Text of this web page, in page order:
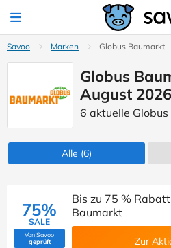
Savoo Marken Globus Baumarkt
Globus
August 2026
6 aktuelle
Alle (6)
75%
SALE
Von Savoo
geprüft(Von Savoo geprüft)
Bis zu 75 %
Baumarkt
Zur